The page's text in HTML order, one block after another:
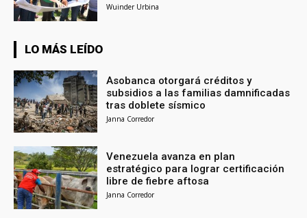
Wuinder Urbina
LO MÁS LEÍDO
Asobanca otorgará créditos y
subsidios a las familias damnificadas
tras doblete sísmico
Janna Corredor
Venezuela avanza en plan
estratégico para lograr certificación
libre de fiebre aftosa
Janna Corredor